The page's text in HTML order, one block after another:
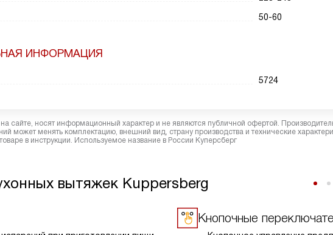
50-60
ИНФОРМАЦИЯ
5724
сайте, носят информационный характер и не являются публичной офертой.
может менять комплектацию, внешний вид, страну производства и технические
в инструкции. Используемое название в России Куперсберг
вытяжек Kuppersberg
Кнопочные